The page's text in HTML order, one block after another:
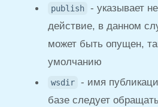
publish
- указывает
действие, в данном
может быть опущен,
умолчанию
wsdir
- имя
базе следует